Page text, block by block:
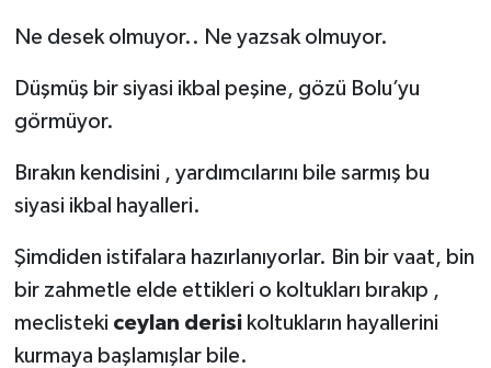
Ne desek olmuyor.. Ne yazsak olmuyor.
Düşmüş bir siyasi ikbal peşine, gözü Bolu’yu
görmüyor.
Bırakın kendisini , yardımcılarını bile sarmış bu
siyasi ikbal hayalleri.
Şimdiden istifalara hazırlanıyorlar. Bin bir vaat, bin
bir zahmetle elde ettikleri o koltukları bırakıp ,
meclisteki ceylan derisikoltukların hayallerini
kurmaya başlamışlar bile.